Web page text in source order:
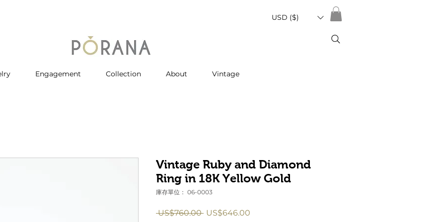
USD ($)
Engagement Collection About Vintage
Vintage Ruby and Diamond
Ring in 18K Yellow Gold
庫存單位： 06-0003
US$760.00 一US$646.00